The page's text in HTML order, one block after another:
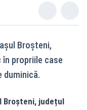
Broșteni,
în propriile case
duminică.
Broșteni, județul